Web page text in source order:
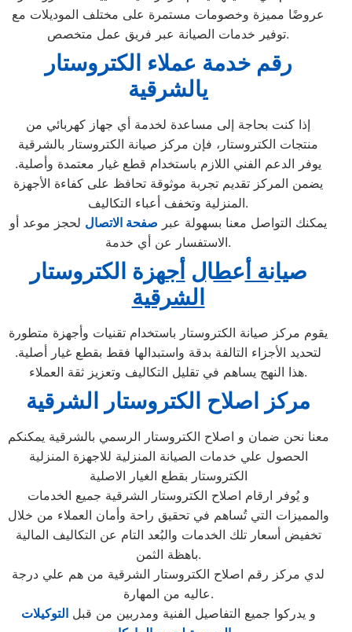
عروضًا مميزة وخصومات مستمرة على مختلف الموديلات مع
توفير خدمات الصيانة عبر فريق عمل متخصص.
رقم خدمة عملاء الكتروستار
يالشرقية
إذا كنت بحاجة إلى مساعدة لخدمة أي جهاز كهربائي من
منتجات الكتروستار، فإن مركز صيانة الكتروستار بالشرقية
يوفر الدعم الفني اللازم باستخدام قطع غيار معتمدة وأصلية.
يضمن المركز تقديم تجربة موثوقة تحافظ على كفاءة الأجهزة
المنزلية وتخفف أعباء التكاليف.
يمكنك التواصل معنا بسهولة عبر صفحة الاتصال لحجز موعد أو
الاستفسار عن أي خدمة.
صيانة أعطال أجهزة الكتروستار
الشرقية
يقوم مركز صيانة الكتروستار باستخدام تقنيات وأجهزة متطورة
لتحديد الأجزاء التالفة بدقة واستبدالها فقط بقطع غيار أصلية.
هذا النهج يساهم في تقليل التكاليف وتعزيز ثقة العملاء.
مركز اصلاح الكتروستار الشرقية
معنا نحن ضمان و اصلاح الكتروستار الرسمي بالشرقية يمكنكم
الحصول علي خدمات الصيانة المنزلية للاجهزة المنزلية
الكتروستار بقطع الغيار الاصلية
و يُوفر ارقام اصلاح الكتروستار الشرقية جميع الخدمات
والمميزات التي تُساهم في تحقيق راحة وأمان العملاء من خلال
تخفيض أسعار تلك الخدمات والبُعد التام عن التكاليف المالية
باهظة الثمن.
لدي مركز رقم اصلاح الكتروستار الشرقية من هم علي درجة
عاليه من المهارة.
و يدركوا جميع التفاصيل الفنية ومدربين من قبلالتوكيلات